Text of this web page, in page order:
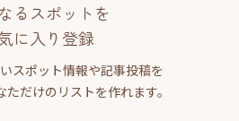
るスポットを
に入り登録
スポット情報や記事投稿を
だけのリストを作れます。